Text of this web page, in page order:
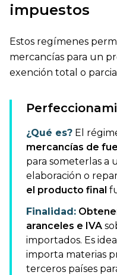
impuestos
Estos regímenes
mercancías para un
exención total o
¿Qué es? El
mercancías de
para someterlas a
elaboración o
el producto final
Finalidad:
aranceles e IVA
importados. Es
importa materias
terceros países